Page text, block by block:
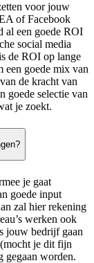
voor jouw
of Facebook
al een goede ROI
social media
de ROI op lange
een goede mix van
de kracht van
goede selectie van
je zoekt.
je gaat
goede input
zal hier rekening
werken ook
jouw bedrijf gaan
je dit fijn
worden.